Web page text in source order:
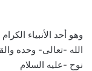
وهو أحد الأنبياء
الله -تعالى- وحده
نوح -عليه السلام